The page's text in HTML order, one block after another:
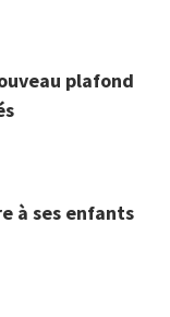
plafond
à ses enfants